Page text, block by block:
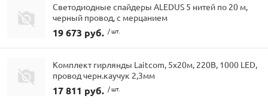
Светодиодные спайдеры ALEDUS 5 нитей по 20 м,
черный провод, с мерцанием
19 673 руб. / шт.
Комплект гирлянды Laitcom, 5x20м, 220В, 1000 LED,
провод черн.каучук 2,3мм
17 811 руб. / шт.